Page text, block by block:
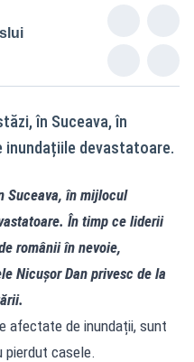
în Suceava, în
devastatoare.
Suceava, în mijlocul
În timp ce liderii
românii în nevoie,
Nicușor Dan privesc de la
afectate de inundații, sunt
pierdut casele.